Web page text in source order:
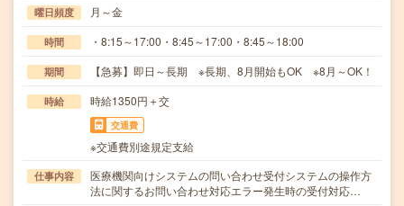
曜日頻度 月～金
時間 ・8:15～17:00・8:45～17:00・8:45～18:00
期間 【急募】即日～長期 ※長期、8月開始もOK ※8月～OK！
時給 時給1350円＋交
交通費
※交通費別途規定支給
仕事内容
医療機関向けシステムの問い合わせ受付システムの操作方
法に関するお問い合わせ対応エラー発生時の受付対応…